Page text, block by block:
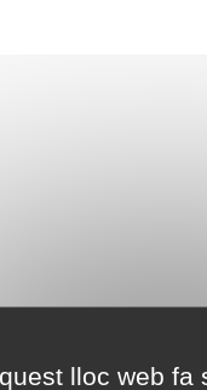
lloc web fa